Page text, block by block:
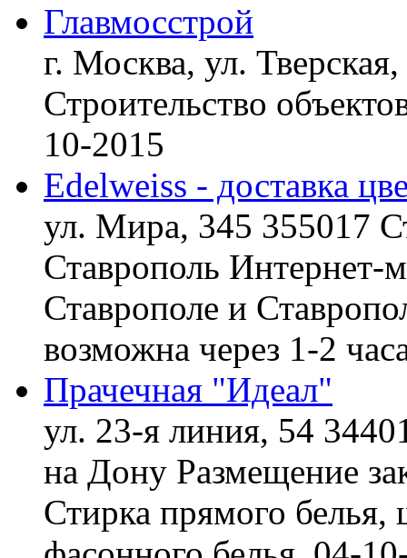
Главмосстрой
г. Москва, ул.
Строительство
10-2015
Edelweiss - доставка
ул. Мира, 345 355017
Ставрополь Интернет-
Ставрополе и
возможна через 1-2
Прачечная "Идеал"
ул. 23-я линия, 54
на Дону Размещение
Стирка прямого